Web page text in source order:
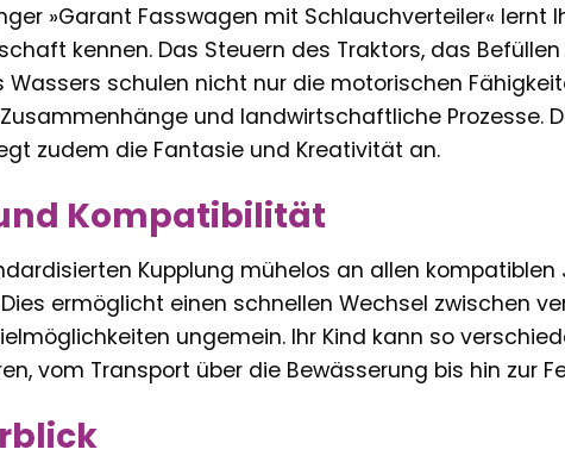
»Garant Fasswagen mit Schlauchverteiler« lernt
kennen. Das Steuern des Traktors, das
schulen nicht nur die motorischen
und landwirtschaftliche Prozesse.
zudem die Fantasie und Kreativität an.
Kompatibilität
Kupplung mühelos an allen kompatiblen
ermöglicht einen schnellen Wechsel zwischen
ungemein. Ihr Kind kann so
vom Transport über die Bewässerung bis hin zur